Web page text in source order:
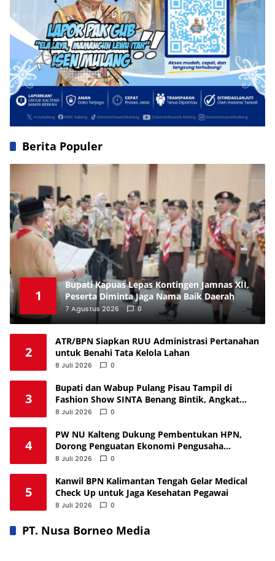
Berita Populer
1
Bupati Kapuas Lepas Kontingen Jamnas XII,
Peserta Diminta Jaga Nama Baik Daerah
7 Agustus 2026 0
2
ATR/BPN Siapkan RUU Administrasi Pertanahan
untuk Benahi Tata Kelola Lahan
8 Juli 2026 0
3
Bupati dan Wabup Pulang Pisau Tampil di
Fashion Show SINTA Benang Bintik, Angkat
Budaya Lokal
8 Juli 2026 0
4
PW NU Kalteng Dukung Pembentukan HPN,
Dorong Penguatan Ekonomi Pengusaha
Nahdliyin
8 Juli 2026 0
5
Kanwil BPN Kalimantan Tengah Gelar Medical
Check Up untuk Jaga Kesehatan Pegawai
8 Juli 2026 0
PT. Nusa Borneo Media